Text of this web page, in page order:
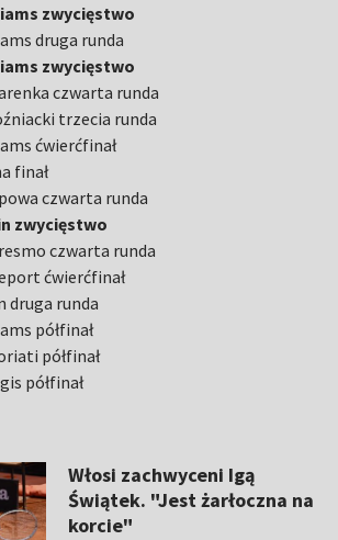
zwycięstwo
druga runda
zwycięstwo
czwarta runda
trzecia runda
ćwierćfinał
finał
czwarta runda
zwycięstwo
czwarta runda
ćwierćfinał
druga runda
półfinał
półfinał
półfinał
Włosi zachwyceni Igą
Świątek. "Jest żarłoczna na
korcie"